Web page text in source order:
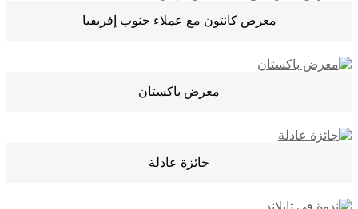
معرض كانتون مع عملاء جنوب إفريقيا
معرض باكستان
جائزة عادلة